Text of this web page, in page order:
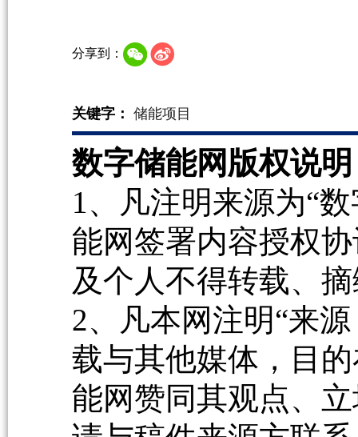
分享到：
关键字： 储能项目
数字储能网版权说
1、凡注明来源为“
能网签署内容授权
及个人不得转载、
2、凡本网注明“来
载与其他媒体，目
能网赞同其观点、